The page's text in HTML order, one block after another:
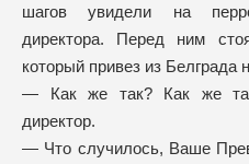
шагов увидели на
директора. Перед ним
который привез из Белграда
— Как же так? Как же
директор.
— Что случилось, Ваше